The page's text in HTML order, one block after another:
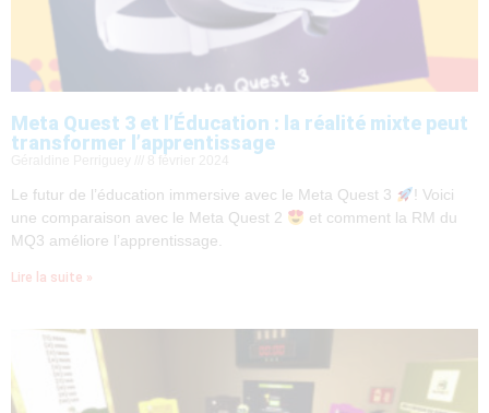
Meta Quest 3 et l’Éducation : la réalité mixte peut
transformer l’apprentissage
Le futur de l’éducation immersive avec le Meta Quest 3
! Voici
une comparaison avec le Meta Quest 2
et comment la RM du
MQ3 améliore l’apprentissage.
Lire la suite »